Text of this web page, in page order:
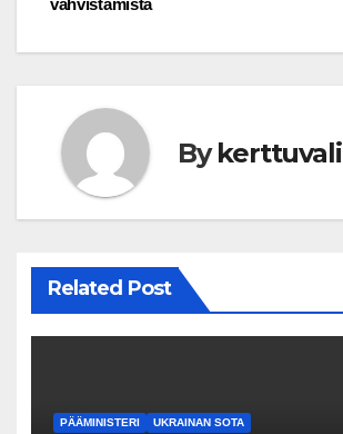
vahvistamista
Bykerttuvali
Related Post
PÄÄMINISTERI UKRAINAN SOTA